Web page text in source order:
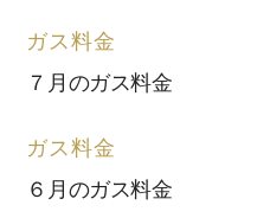
ガス料金
７月のガス料金
ガス料金
６月のガス料金